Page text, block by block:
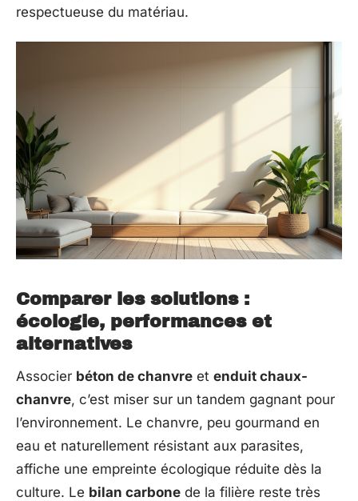
respectueuse du matériau.
Comparer les solutions :
écologie, performances et
alternatives
Associer béton de chanvre et enduit chaux-
chanvre, c’est miser sur un tandem gagnant pour
l’environnement. Le chanvre, peu gourmand en
eau et naturellement résistant aux parasites,
affiche une empreinte écologique réduite dès la
culture. Le bilan carbone de la filière reste très